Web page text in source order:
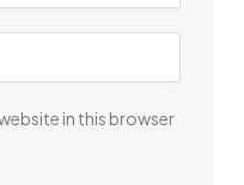
in this browser